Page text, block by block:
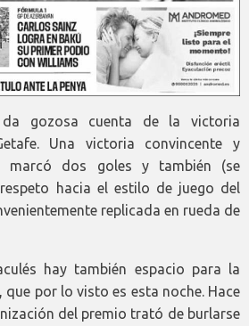
da gozosa cuenta de la victoria
Una victoria convincente y
marcó dos goles y también (se
hacia el estilo de juego del
replicada en rueda de
hay también espacio para la
que por lo visto es esta noche. Hace
del premio trató de burlarse